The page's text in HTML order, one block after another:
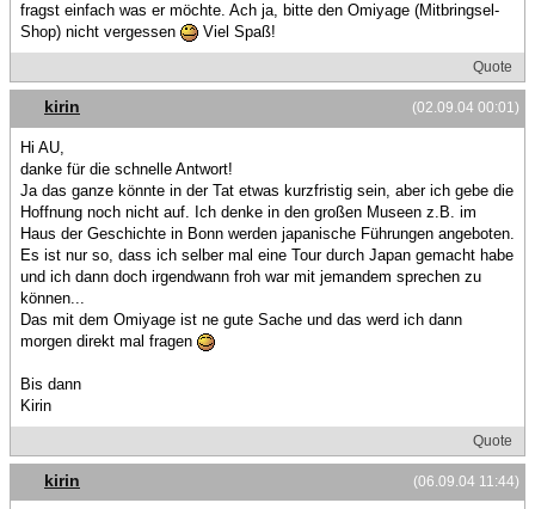
fragst einfach was er möchte. Ach ja, bitte den Omiyage (Mitbringsel-
Shop) nicht vergessen
Viel Spaß!
Quote
(02.09.04 00:01)
kirin
Hi AU,
danke für die schnelle Antwort!
Ja das ganze könnte in der Tat etwas kurzfristig sein, aber ich gebe die
Hoffnung noch nicht auf. Ich denke in den großen Museen z.B. im
Haus der Geschichte in Bonn werden japanische Führungen angeboten.
Es ist nur so, dass ich selber mal eine Tour durch Japan gemacht habe
und ich dann doch irgendwann froh war mit jemandem sprechen zu
können...
Das mit dem Omiyage ist ne gute Sache und das werd ich dann
morgen direkt mal fragen
Bis dann
Kirin
Quote
(06.09.04 11:44)
kirin